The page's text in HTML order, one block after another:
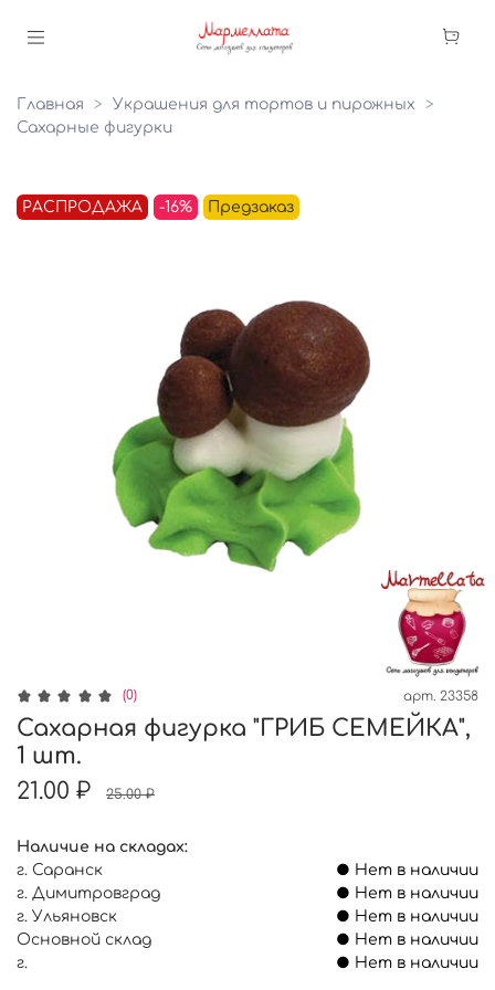
Главная
Украшения для тортов и пирожных
Сахарные фигурки
РАСПРОДАЖА -16% Предзаказ
(0) арт. 23358
Сахарная фигурка "ГРИБ СЕМЕЙКА",
1 шт.
21.00 ₽
25.00 ₽
Наличие на складах:
г. Саранск
● Нет в наличии
г. Димитровград
● Нет в наличии
г. Ульяновск
● Нет в наличии
Основной склад
● Нет в наличии
г.
● Нет в наличии